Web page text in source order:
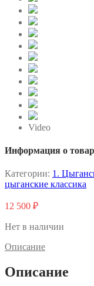
Video
Информация о
Категории: 1.
цыганские классика
12 500 ₽
Нет в наличии
Описание
Описание